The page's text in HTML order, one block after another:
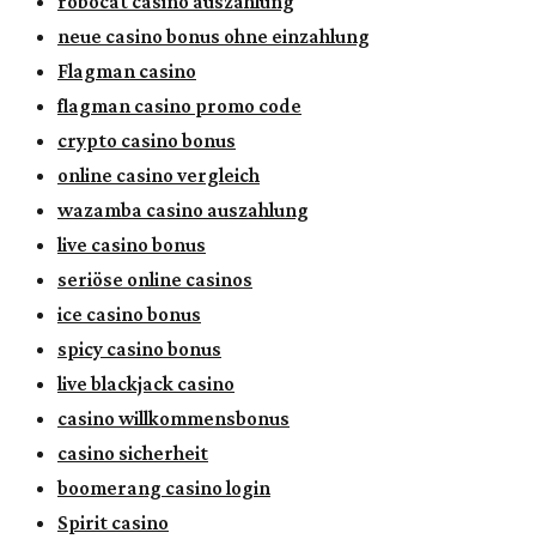
neue casino bonus ohne einzahlung
Flagman casino
flagman casino promo code
crypto casino bonus
online casino vergleich
wazamba casino auszahlung
live casino bonus
seriöse online casinos
ice casino bonus
spicy casino bonus
live blackjack casino
casino willkommensbonus
casino sicherheit
boomerang casino login
Spirit casino